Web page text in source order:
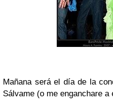
Mañana será el día de la
Sálvame (o me enganchare a